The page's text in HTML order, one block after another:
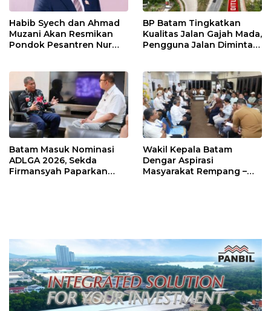
Habib Syech dan Ahmad
Muzani Akan Resmikan
Pondok Pesantren Nur
BP Batam Tingkatkan
Kualitas Jalan Gajah Mada,
Pengguna Jalan Diminta
Batam Masuk Nominasi
ADLGA 2026, Sekda
Firmansyah Paparkan
Wakil Kepala Batam
Dengar Aspirasi
Masyarakat Rempang –